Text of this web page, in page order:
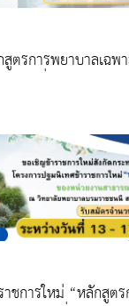
ตรการพยาบาลเฉพ
รุ่นที่ 5"
ชการใหม่ “หลักสูต